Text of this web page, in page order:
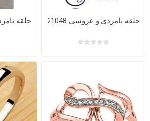
حلقه حلقه نامزدی و عروسی 21048